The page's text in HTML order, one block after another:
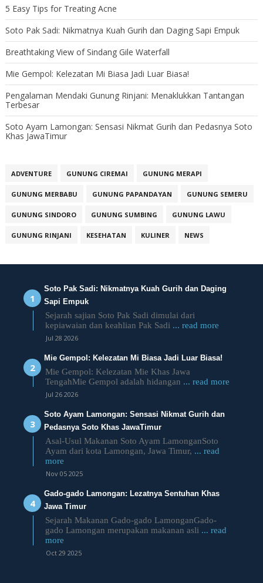
5 Easy Tips for Treating Acne
Soto Pak Sadi: Nikmatnya Kuah Gurih dan Daging Sapi Empuk
Breathtaking View of Sindang Gile Waterfall
Mie Gempol: Kelezatan Mi Biasa Jadi Luar Biasa!
Pengalaman Mendaki Gunung Rinjani: Menaklukkan Tantangan
Terbesar
Soto Ayam Lamongan: Sensasi Nikmat Gurih dan Pedasnya Soto
Khas JawaTimur
ADVENTURE GUNUNG CIREMAI GUNUNG MERAPI
GUNUNG MERBABU GUNUNG PAPANDAYAN GUNUNG SEMERU
GUNUNG SINDORO GUNUNG SUMBING GUNUNG LAWU
GUNUNG RINJANI KESEHATAN KULINER NEWS
Soto Pak Sadi: Nikmatnya Kuah Gurih dan Daging
Sapi Empuk
Sejarah sajian Soto Pak Sadi dimulai dari
kepiawaian dan keahlian Pak Sadi ... read more
Jul 28 2026
Mie Gempol: Kelezatan Mi Biasa Jadi Luar Biasa!
Mie Gempol: Kelezatan Mie Khas Jawa
TengahMie Gempol adalah hidangan ... read more
Jul 26 2026
Soto Ayam Lamongan: Sensasi Nikmat Gurih dan
Pedasnya Soto Khas JawaTimur
Asal-Usul Makanan Soto Ayam LamonganSoto
Ayam dari kota Lamongan, Jawa Timur, ... read
more
Nov 05 2025
Gado-gado Lamongan: Lezatnya Sentuhan Khas
Jawa Timur
Sejarah Makanan Gado-gado LamonganGado-
gado Lamongan merupakan makanan asli ... read
more
Oct 29 2025